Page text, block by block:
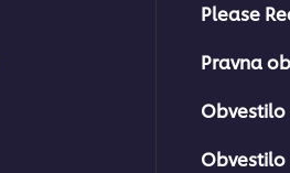
Please
Pravna